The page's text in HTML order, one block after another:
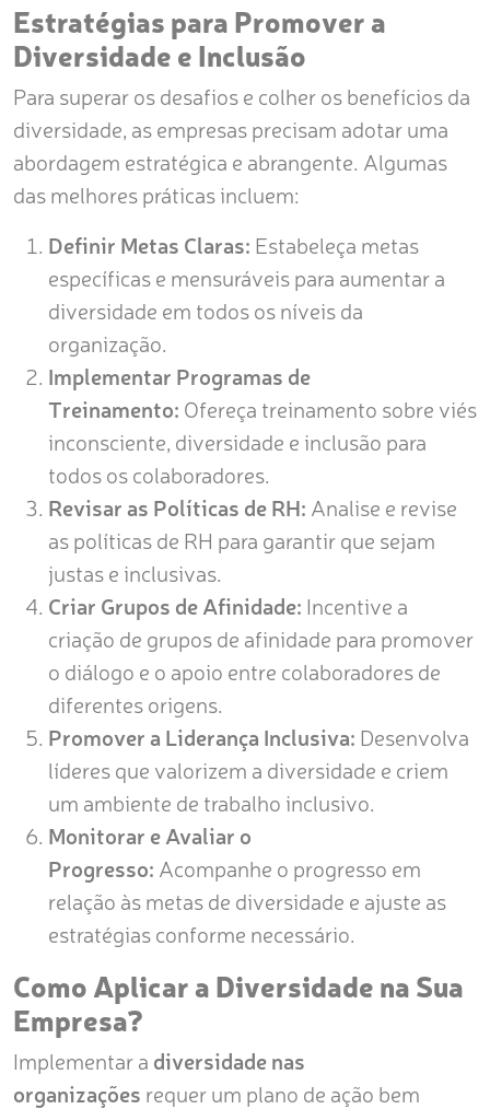
Estratégias para Promover a
Diversidade e Inclusão
Para superar os desafios e colher os benefícios da
diversidade, as empresas precisam adotar uma
abordagem estratégica e abrangente. Algumas
das melhores práticas incluem:
Definir Metas Claras: Estabeleça metas
específicas e mensuráveis para aumentar a
diversidade em todos os níveis da
organização.
Implementar Programas de
Treinamento: Ofereça treinamento sobre viés
inconsciente, diversidade e inclusão para
todos os colaboradores.
Revisar as Políticas de RH: Analise e revise
as políticas de RH para garantir que sejam
justas e inclusivas.
Criar Grupos de Afinidade: Incentive a
criação de grupos de afinidade para promover
o diálogo e o apoio entre colaboradores de
diferentes origens.
Promover a Liderança Inclusiva: Desenvolva
líderes que valorizem a diversidade e criem
um ambiente de trabalho inclusivo.
Monitorar e Avaliar o
Progresso: Acompanhe o progresso em
relação às metas de diversidade e ajuste as
estratégias conforme necessário.
Como Aplicar a Diversidade na Sua
Empresa?
Implementar a diversidade nas
organizações requer um plano de ação bem